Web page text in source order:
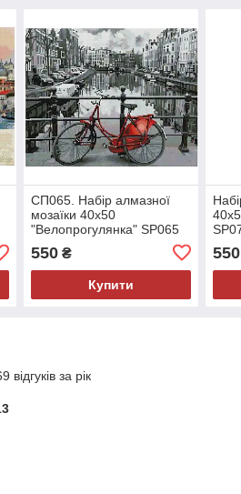
СП065. Набір алмазної
мозаїки 40х50
"Велопрогулянка" SP065
550₴
Купити
550
за рік